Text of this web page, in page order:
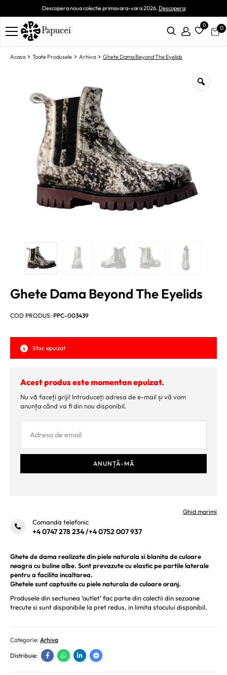
Descopera noua colectie primavara-vara 2026.Descopera
0 0
Acasa Toate Produsele Arhiva Ghete Dama Beyond The Eyelids
Ghete Dama Beyond The Eyelids
COD PRODUS: PPC-003439
Stoc epuizat
Acest produs este momentan epuizat.
Nu vă faceți griji! Introduceți adresa de e-mail și vă vom
anunța când va fi din nou disponibil.
Ghid marimi
Comanda telefonic
+4 0747 278 234/+4 0752 007 937
Ghete de dama realizate din piele naturala si blanita de culoare
neagra cu buline albe. Sunt prevazute cu elastic pe partile laterale
pentru a facilita incaltarea.
Ghetele sunt captusite cu piele naturala de culoare oranj.
Produsele din sectiunea ‘outlet’ fac parte din colectii din sezoane
trecute si sunt disponibile la pret redus, in limita stocului disponibil.
Categorie: Arhiva
Distribuie: